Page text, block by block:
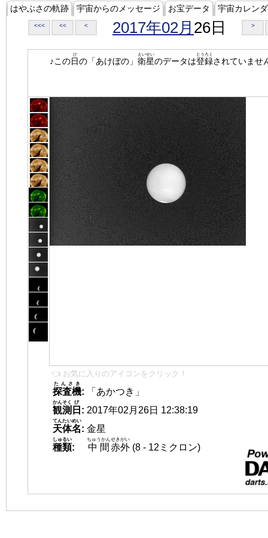
はやぶさの軌跡 宇宙からのメッセージ お宝データ 宇宙カレン
<<< << < 2017年02月 26日 >
♪この日
ひ
の「あけぼの」 衛星
えいせい
のデータは登録
とうろく
されていませ
👈 お気に入りのアイコンをクリック！
探査機
たんさき
:
「あかつき」
観測
かんそく
日
び
: 2017年02月26日 12:38:19
天体名
てんたいめい
: 金星
種類
しゅるい
: 中間
ちゅうかん
赤外
せきがい
(8 - 12ミクロン)